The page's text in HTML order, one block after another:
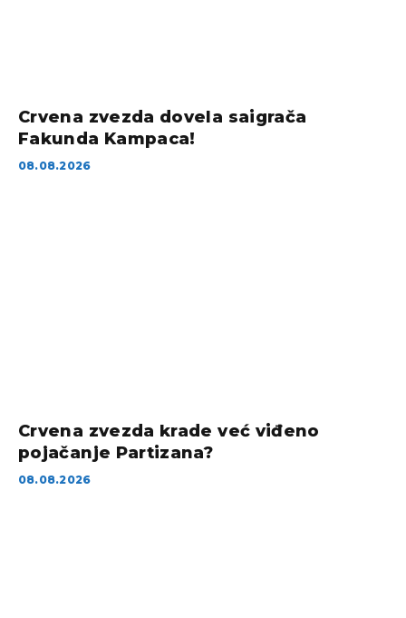
Crvena zvezda dovela saigrača
Fakunda Kampaca!
08.08.2026
Crvena zvezda krade već viđeno
pojačanje Partizana?
08.08.2026